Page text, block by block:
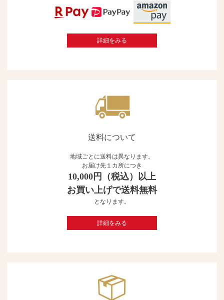
詳細をみる
送料について
地域ごとに送料は異なります。
お届け先１カ所につき
10,000円（税込）以上
お買い上げで送料無料
となります。
詳細をみる